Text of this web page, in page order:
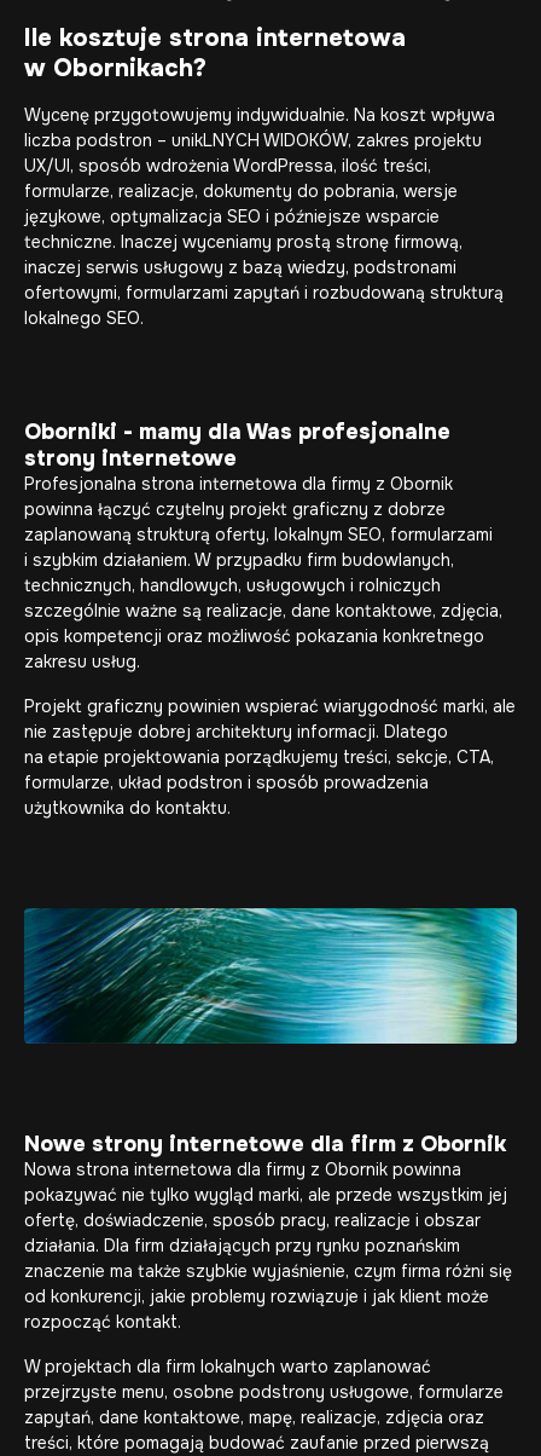
Ile kosztuje strona internetowa
w Obornikach?
Wycenę przygotowujemy indywidualnie. Na koszt wpływa
liczba podstron – unikLNYCH WIDOKÓW, zakres projektu
UX/UI, sposób wdrożenia WordPressa, ilość treści,
formularze, realizacje, dokumenty do pobrania, wersje
językowe, optymalizacja SEO i późniejsze wsparcie
techniczne. Inaczej wyceniamy prostą stronę firmową,
inaczej serwis usługowy z bazą wiedzy, podstronami
ofertowymi, formularzami zapytań i rozbudowaną strukturą
lokalnego SEO.
Oborniki - mamy dla Was profesjonalne
strony internetowe
Profesjonalna strona internetowa dla firmy z Obornik
powinna łączyć czytelny projekt graficzny z dobrze
zaplanowaną strukturą oferty, lokalnym SEO, formularzami
i szybkim działaniem. W przypadku firm budowlanych,
technicznych, handlowych, usługowych i rolniczych
szczególnie ważne są realizacje, dane kontaktowe, zdjęcia,
opis kompetencji oraz możliwość pokazania konkretnego
zakresu usług.
Projekt graficzny powinien wspierać wiarygodność marki, ale
nie zastępuje dobrej architektury informacji. Dlatego
na etapie projektowania porządkujemy treści, sekcje, CTA,
formularze, układ podstron i sposób prowadzenia
użytkownika do kontaktu.
Nowe strony internetowe dla firm z Obornik
Nowa strona internetowa dla firmy z Obornik powinna
pokazywać nie tylko wygląd marki, ale przede wszystkim jej
ofertę, doświadczenie, sposób pracy, realizacje i obszar
działania. Dla firm działających przy rynku poznańskim
znaczenie ma także szybkie wyjaśnienie, czym firma różni się
od konkurencji, jakie problemy rozwiązuje i jak klient może
rozpocząć kontakt.
W projektach dla firm lokalnych warto zaplanować
przejrzyste menu, osobne podstrony usługowe, formularze
zapytań, dane kontaktowe, mapę, realizacje, zdjęcia oraz
treści, które pomagają budować zaufanie przed pierwszą